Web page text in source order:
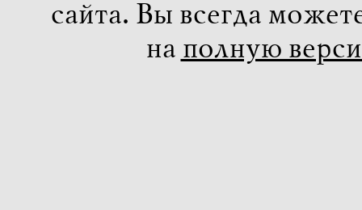
сайта. Вы всегда
на полную